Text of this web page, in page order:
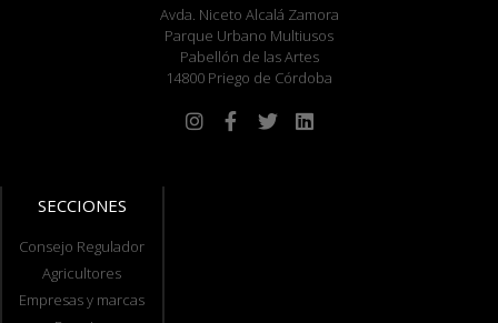
Avda. Niceto Alcalá Zamora
Parque Urbano Multiusos
Pabellón de las Artes
14800 Priego de Córdoba
SECCIONES
Consejo Regulador
Agricultores
Empresas y marcas